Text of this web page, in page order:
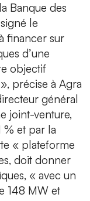
Banque des
le
financer sur
d’une
objectif
précise à Agra
général
joint-venture,
% et par la
« plateforme
doit donner
« avec un
148 MW et